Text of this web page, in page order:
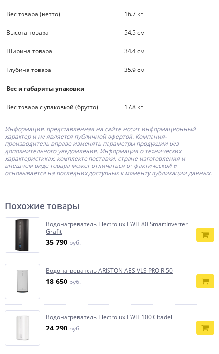
Вес товара (нетто) 16.7 кг
Высота товара 54.5 см
Ширина товара 34.4 см
Глубина товара 35.9 см
Вес и габариты упаковки
Вес товара с упаковкой (брутто) 17.8 кг
Информация, представленная на сайте носит информационный
характер и не является публичной офертой. Компания-
производитель вправе изменять параметры продукции без
дополнительного уведомления. Информация о технических
характеристиках, комплекте поставки, стране изготовления и
внешнем виде товара может отличаться от фактической и
основывается на последних доступных к моменту публикации данных.
Похожие товары
Водонагреватель Electrolux EWH 80 SmartInverter
Grafit
35 790 руб.
Водонагреватель ARISTON ABS VLS PRO R 50
18 650 руб.
Водонагреватель Electrolux EWH 100 Citadel
24 290 руб.